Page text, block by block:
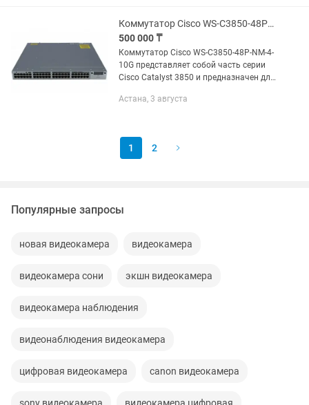
Коммутатор Cisco WS-C3850-48P-NM-4-10G
500 000 ₸
Коммутатор Cisco WS-C3850-48P-NM-4-
10G представляет собой часть серии
Cisco Catalyst 3850 и предназначен для
сетях. Вот основные характеристики
Астана, 3 августа
1 2
Популярные запросы
новая видеокамера видеокамера
видеокамера сони экшн видеокамера
видеокамера наблюдения
видеонаблюдения видеокамера
цифровая видеокамера canon видеокамера